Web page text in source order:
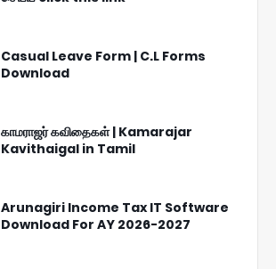
Casual Leave Form | C.L Forms
Download
காமராஜர் கவிதைகள் | Kamarajar
Kavithaigal in Tamil
Arunagiri Income Tax IT Software
Download For AY 2026-2027